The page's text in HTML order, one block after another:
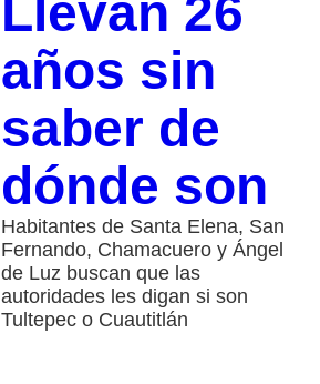
Llevan 26
años sin
saber de
dónde son
Habitantes de Santa Elena, San
Fernando, Chamacuero y Ángel
de Luz buscan que las
autoridades les digan si son
Tultepec o Cuautitlán